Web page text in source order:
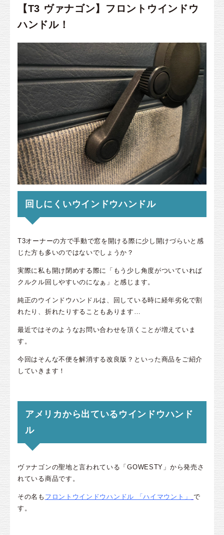
【T3 ヴァナゴン】フロントウインドウ
ハンドル！
回しにくいウインドウハンドル
T3オーナーの方で手動で窓を開ける際に少し開けづらいと感
じた方も多いのではないでしょうか？
実際に私も開け閉めする際に「もう少し角度がついていれば
クルクル回しやすいのになぁ」と感じます。
純正のウインドウハンドルは、回している時に経年劣化で割
れたり、折れたりすることもあります…
最近ではそのようなお問い合わせを頂くことが増えていま
す。
今回はそんな不便を解消する改良版？といった商品をご紹介
していきます！
アメリカから出ているウインドウハンド
ル
ヴァナゴンの聖地と言われている「GOWESTY」から発売さ
れている商品です。
その名も フロントウインドウハンドル 「ハイマウント」
で
す。